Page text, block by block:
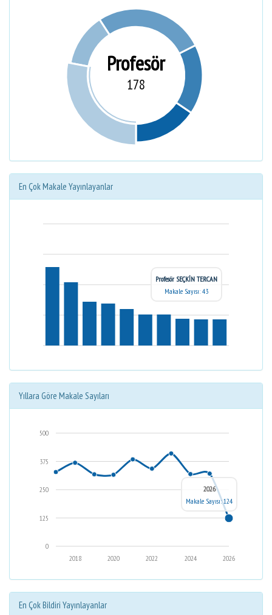
Profesör
178
En Çok Makale Yayınlayanlar
Profesör SEÇKİN TERCAN
Makale Sayısı: 43
Yıllara Göre Makale Sayıları
0
125
250
375
500
2026
2024
2022
2020
2018
2026
Makale Sayısı: 124
En Çok Bildiri Yayınlayanlar